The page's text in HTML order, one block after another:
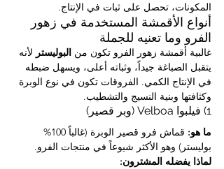
المكونات، تحصل على ثبات في الإنتاج.
أنواع الأقمشة المستخدمة في زهور
الفرو وما تعنيه للجملة
غالبية أقمشة زهور الفرو تكون من البوليستر لأنه
يتقبل الصباغة جيداً، وثباته أعلى، ويسهل ضبطه
في الإنتاج الكمي. الفروقات تكون في نوع الوبرة
وكثافتها وبنية النسيج والتشطيب.
1) فيلبوا Velboa (وبر قصير)
ما هو:
قماش فرو قصير الوبرة (غالباً 100%
بوليستر) وهو الأكثر شيوعاً في منتجات الفرو.
لماذا يفضله المشترون: